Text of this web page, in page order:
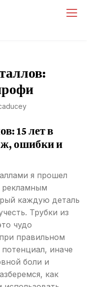
15 лет в
ошибки и
я прошел
рекламным
каждую деталь
Трубки из
чудо
правильном
иначе
боли и
как